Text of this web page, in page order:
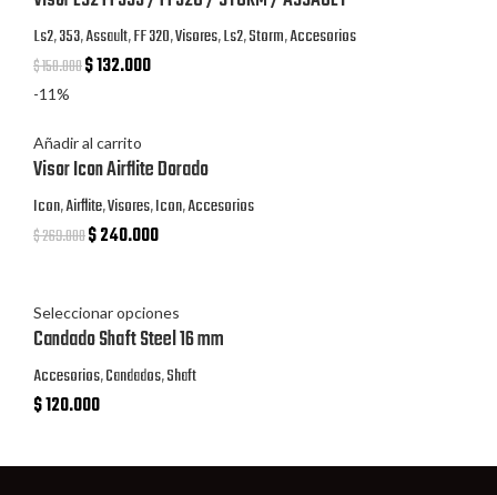
Ls2,353,Assault,FF 320,Visores,Ls2,Storm,Accesorios
$150.000$132.000
-11%
Añadir al carrito
Visor Icon Airflite Dorado
Icon,Airflite,Visores,Icon,Accesorios
$269.000$240.000
Seleccionar opciones
Candado Shaft Steel 16 mm
Accesorios,Candados,Shaft
$120.000